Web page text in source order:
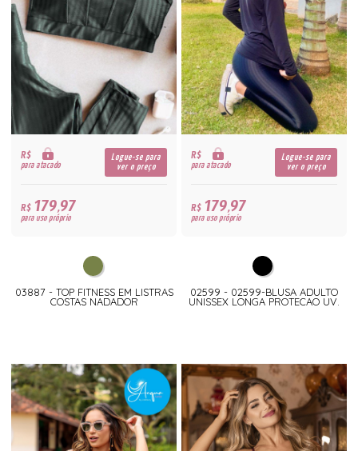
R$
para atacado
Logue-se para
ver o preço
R$179,97
para uso próprio
03887 - TOP FITNESS EM LISTRAS
COSTAS NADADOR
R$
para atacado
Logue-se para
ver o preço
R$179,97
para uso próprio
02599 - 02599-BLUSA ADULTO
UNISSEX LONGA PROTECAO UV.